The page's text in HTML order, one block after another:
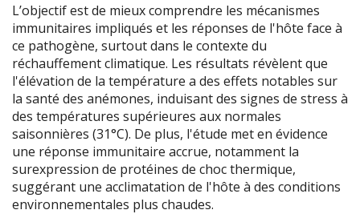
L’objectif est de mieux comprendre les mécanismes
immunitaires impliqués et les réponses de l'hôte face à
ce pathogène, surtout dans le contexte du
réchauffement climatique. Les résultats révèlent que
l'élévation de la température a des effets notables sur
la santé des anémones, induisant des signes de stress à
des températures supérieures aux normales
saisonnières (31°C). De plus, l'étude met en évidence
une réponse immunitaire accrue, notamment la
surexpression de protéines de choc thermique,
suggérant une acclimatation de l'hôte à des conditions
environnementales plus chaudes.